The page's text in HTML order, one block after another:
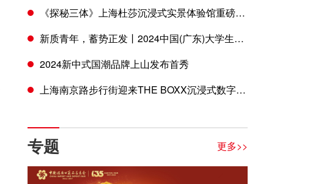
《探秘三体》上海杜莎沉浸式实景体验馆重磅开
新质青年，蓄势正发丨2024中国(广东)大学生时
2024新中式国潮品牌上山发布首秀
上海南京路步行街迎来THE BOXX沉浸式数字艺
专题 更多>>